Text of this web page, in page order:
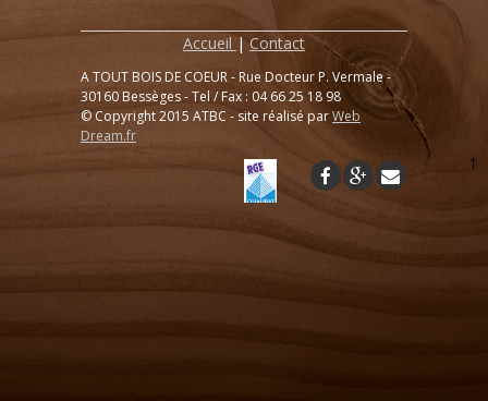
Accueil | Contact
A TOUT BOIS DE COEUR - Rue Docteur P. Vermale -
30160 Bessèges - Tel / Fax : 04 66 25 18 98
© Copyright 2015 ATBC - site réalisé parWeb
Dream.fr
↑